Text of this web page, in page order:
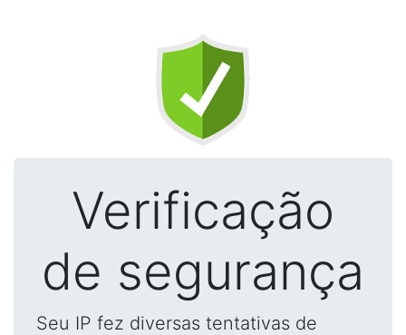
Verificação
de segurança
Seu IP fez diversas tentativas de